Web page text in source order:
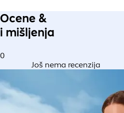
Ocene &
i mišljenja
0
Još nema recenzija